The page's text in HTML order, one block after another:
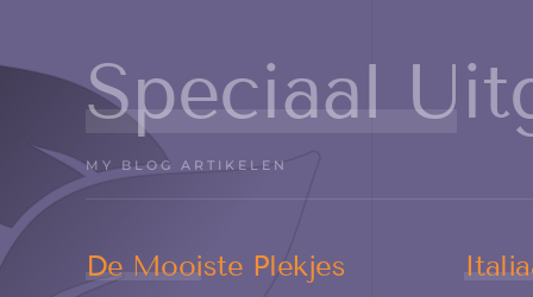
Speciaal
MY BLOG ARTIKELEN
De Mooiste Plekjes